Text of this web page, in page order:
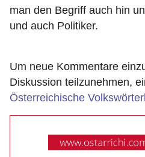
man den Begriff auch hin
und auch Politiker.
Um neue Kommentare
Diskussion teilzunehmen,
Österreichische